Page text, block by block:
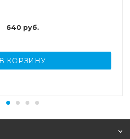
640руб.
В КОРЗИНУ